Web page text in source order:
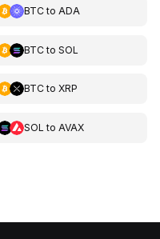
BTCto ADA
BTCto SOL
BTCto XRP
SOL to AVAX